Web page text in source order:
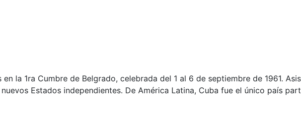
la 1ra Cumbre de Belgrado, celebrada del 1 al 6 de septiembre de 1961.
Estados independientes. De América Latina, Cuba fue el único país